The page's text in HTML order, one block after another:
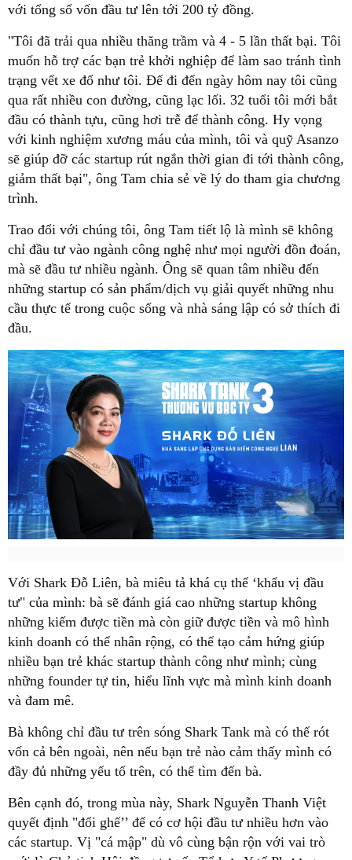
với tổng số vốn đầu tư lên tới 200 tỷ đồng.
"Tôi đã trải qua nhiều thăng trầm và 4 - 5 lần thất bại. Tôi
muốn hỗ trợ các bạn trẻ khởi nghiệp để làm sao tránh tình
trạng vết xe đổ như tôi. Để đi đến ngày hôm nay tôi cũng
qua rất nhiều con đường, cũng lạc lối. 32 tuổi tôi mới bắt
đầu có thành tựu, cũng hơi trễ để thành công. Hy vọng
với kinh nghiệm xương máu của mình, tôi và quỹ Asanzo
sẽ giúp đỡ các startup rút ngắn thời gian đi tới thành công,
giảm thất bại", ông Tam chia sẻ về lý do tham gia chương
trình.
Trao đổi với chúng tôi, ông Tam tiết lộ là mình sẽ không
chỉ đầu tư vào ngành công nghệ như mọi người đồn đoán,
mà sẽ đầu tư nhiều ngành. Ông sẽ quan tâm nhiều đến
những startup có sản phẩm/dịch vụ giải quyết những nhu
cầu thực tế trong cuộc sống và nhà sáng lập có sở thích đi
đầu.
Với Shark Đỗ Liên, bà miêu tả khá cụ thể ‘khẩu vị đầu
tư" của mình: bà sẽ đánh giá cao những startup không
những kiếm được tiền mà còn giữ được tiền và mô hình
kinh doanh có thể nhân rộng, có thể tạo cảm hứng giúp
nhiều bạn trẻ khác startup thành công như mình; cùng
những founder tự tin, hiểu lĩnh vực mà mình kinh doanh
và đam mê.
Bà không chỉ đầu tư trên sóng Shark Tank mà có thể rót
vốn cả bên ngoài, nên nếu bạn trẻ nào cảm thấy mình có
đầy đủ những yếu tố trên, có thể tìm đến bà.
Bên cạnh đó, trong mùa này, Shark Nguyễn Thanh Việt
quyết định "đổi ghế’’ để có cơ hội đầu tư nhiều hơn vào
các startup. Vị "cá mập" dù vô cùng bận rộn với vai trò